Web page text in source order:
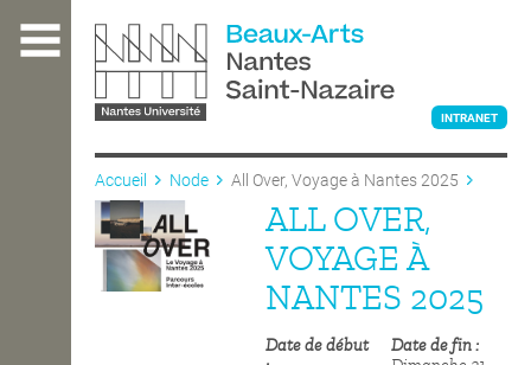
contenu
L'ÉCOLE
INTRANET
Accueil Node All Over, Voyage à Nantes 2025
ALL OVER,
VOYAGE À
NANTES 2025
Date de début
Date de fin